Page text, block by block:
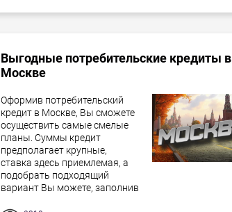
Выгодные потребительские кредиты в
Москве
Оформив потребительский
кредит в Москве, Вы сможете
осуществить самые смелые
планы. Суммы кредит
предполагает крупные,
ставка здесь приемлемая, а
подобрать подходящий
вариант Вы можете, заполнив